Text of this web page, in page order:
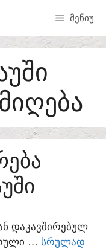
ᲛᲔᲜᲘᲣ
ᲓᲐᲙᲐᲕᲨᲘᲠᲔᲑᲣᲚ
… ᲡᲠᲣᲚᲐᲓ